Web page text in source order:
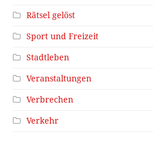
Rätsel gelöst
Sport und Freizeit
Stadtleben
Veranstaltungen
Verbrechen
Verkehr